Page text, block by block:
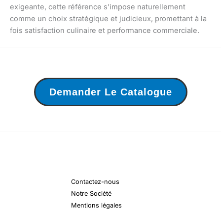
exigeante, cette référence s’impose naturellement
comme un choix stratégique et judicieux, promettant à la
fois satisfaction culinaire et performance commerciale.
Demander Le Catalogue
Contactez-nous
Notre Société
Mentions légales